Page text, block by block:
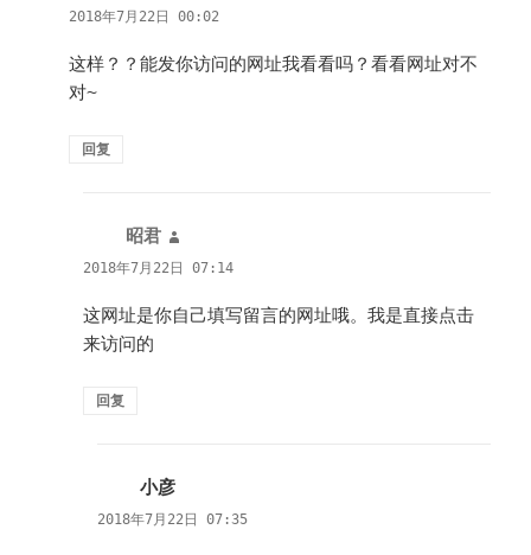
道：
2018年7月22日 00:02
这样？？能发你访问的网址我看看吗？看看网址对不
对~
回复
昭君
道：
2018年7月22日 07:14
这网址是你自己填写留言的网址哦。我是直接点击
来访问的
回复
小彦
道：
2018年7月22日 07:35